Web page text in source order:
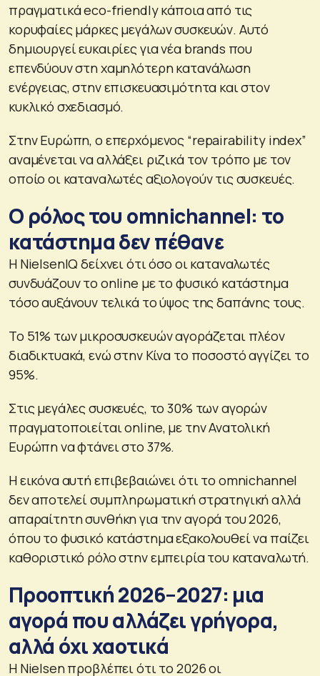
πραγματικά eco-friendly κάποια από τις
κορυφαίες μάρκες μεγάλων συσκευών. Αυτό
δημιουργεί ευκαιρίες για νέα brands που
επενδύουν στη χαμηλότερη κατανάλωση
ενέργειας, στην επισκευασιμότητα και στον
κυκλικό σχεδιασμό.
Στην Ευρώπη, ο επερχόμενος “repairability index”
αναμένεται να αλλάξει ριζικά τον τρόπο με τον
οποίο οι καταναλωτές αξιολογούν τις συσκευές.
Ο ρόλος του omnichannel: το
κατάστημα δεν πέθανε
Η NielsenIQ δείχνει ότι όσο οι καταναλωτές
συνδυάζουν το online με το φυσικό κατάστημα
τόσο αυξάνουν τελικά το ύψος της δαπάνης τους.
Το 51% των μικροσυσκευών αγοράζεται πλέον
διαδικτυακά, ενώ στην Κίνα το ποσοστό αγγίζει το
95%.
Στις μεγάλες συσκευές, το 30% των αγορών
πραγματοποιείται online, με την Ανατολική
Ευρώπη να φτάνει στο 37%.
Η εικόνα αυτή επιβεβαιώνει ότι το omnichannel
δεν αποτελεί συμπληρωματική στρατηγική αλλά
απαραίτητη συνθήκη για την αγορά του 2026,
όπου το φυσικό κατάστημα εξακολουθεί να παίζει
καθοριστικό ρόλο στην εμπειρία του καταναλωτή.
Προοπτική 2026–2027: μια
αγορά που αλλάζει γρήγορα,
αλλά όχι χαοτικά
Η Nielsen προβλέπει ότι το 2026 οι